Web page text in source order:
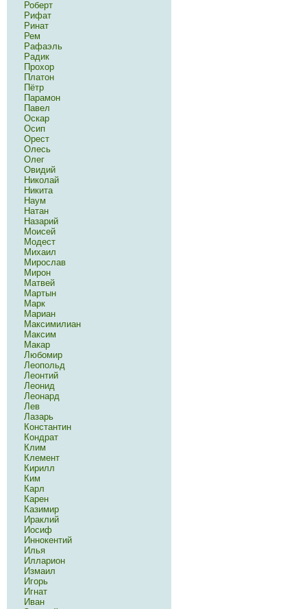
Роберт
Рифат
Ринат
Рем
Рафаэль
Радик
Прохор
Платон
Пётр
Парамон
Павел
Оскар
Осип
Орест
Олесь
Олег
Овидий
Николай
Никита
Наум
Натан
Назарий
Моисей
Модест
Михаил
Мирослав
Мирон
Матвей
Мартын
Марк
Мариан
Максимилиан
Максим
Макар
Любомир
Леопольд
Леонтий
Леонид
Леонард
Лев
Лазарь
Константин
Кондрат
Клим
Клемент
Кирилл
Ким
Карл
Карен
Казимир
Ираклий
Иосиф
Иннокентий
Илья
Илларион
Измаил
Игорь
Игнат
Иван